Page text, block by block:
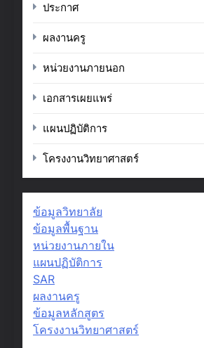
ประกาศ
ผลงานครู
หน่วยงานภายนอก
เอกสารเผยแพร่
แผนปฏิบัติการ
โครงงานวิทยาศาสตร์
ข้อมูลวิทยาลัย
ข้อมูลพื้นฐาน
หน่วยงานภายใน
แผนปฏิบัติการ
SAR
ผลงานครู
ข้อมูลหลักสูตร
โครงงานวิทยาศาสตร์